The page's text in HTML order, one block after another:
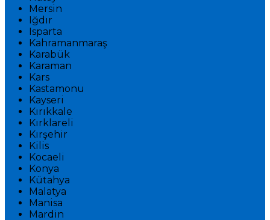
Mersin
Iğdır
Isparta
Kahramanmaraş
Karabük
Karaman
Kars
Kastamonu
Kayseri
Kırıkkale
Kırklareli
Kırşehir
Kilis
Kocaeli
Konya
Kütahya
Malatya
Manisa
Mardin